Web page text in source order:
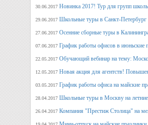
30.06.2017 Новинка 2017! Тур для групп
29.06.2017 Школьные туры в Санкт-Петербург
27.06.2017 Осенние сборные туры в
07.06.2017 График работы офисов в июньские
22.05.2017 Обучающий вебинар на тему:
12.05.2017 Новая акция для агентств!
03.05.2017 График работы офиса на майские
28.04.2017 Школьные туры в Москву на
26.04.2017 Компания "Престиж Столица" на